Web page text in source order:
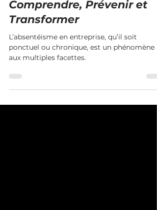
14 janv. 2025
3 min de lecture
L’Absence en Entreprise :
Comprendre, Prévenir et
Transformer
L’absentéisme en entreprise, qu’il soit
aux multiples facettes.